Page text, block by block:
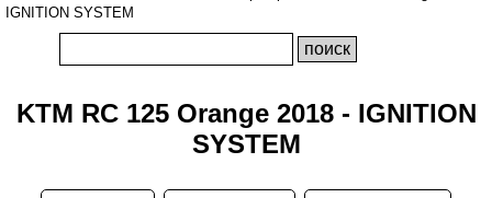
IGNITION SYSTEM
KTM RC 125 Orange 2018 - IGNITION
SYSTEM